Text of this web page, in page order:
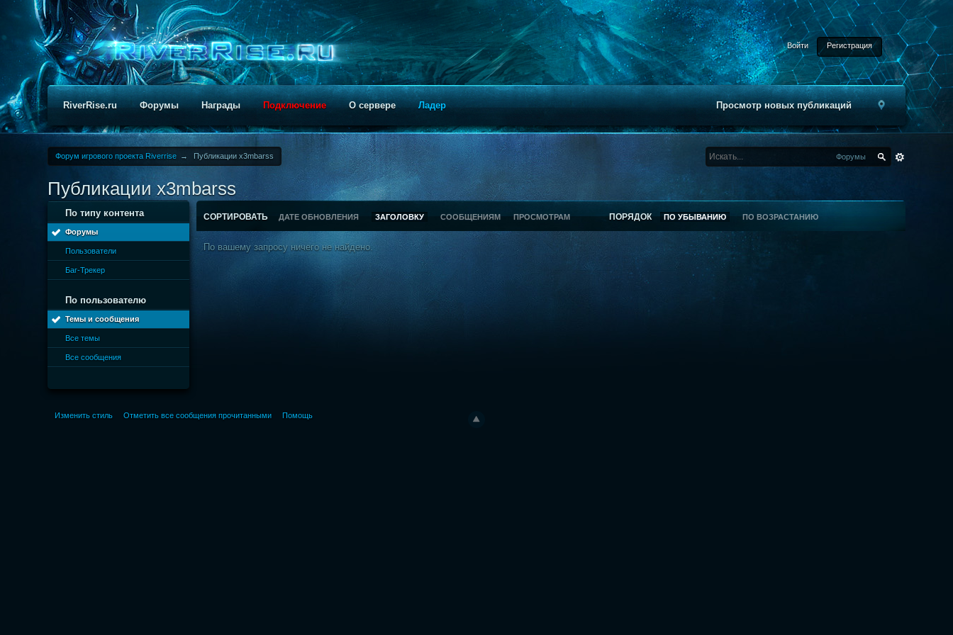
Войти Регистрация
Просмотр новых публикаций
RiverRise.ru Форумы Награды Подключение О сервере Ладер
Форум игрового проекта Riverrise → Публикации x3mbarss Форумы
Публикации x3mbarss
По типу контента
Форумы
Пользователи
Баг-Трекер
По пользователю
Темы и сообщения
Все темы
Все сообщения
СОРТИРОВАТЬ ДАТЕ ОБНОВЛЕНИЯ ЗАГОЛОВКУ СООБЩЕНИЯМ ПРОСМОТРАМ ПОРЯДОК ПО УБЫВАНИЮ ПО ВОЗРАСТАНИЮ
По вашему запросу ничего не найдено.
Изменить стиль Отметить все сообщения прочитанными Помощь